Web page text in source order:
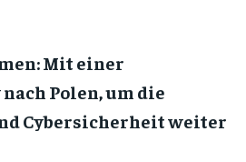
Mit einer
Polen, um die
Cybersicherheit weiter